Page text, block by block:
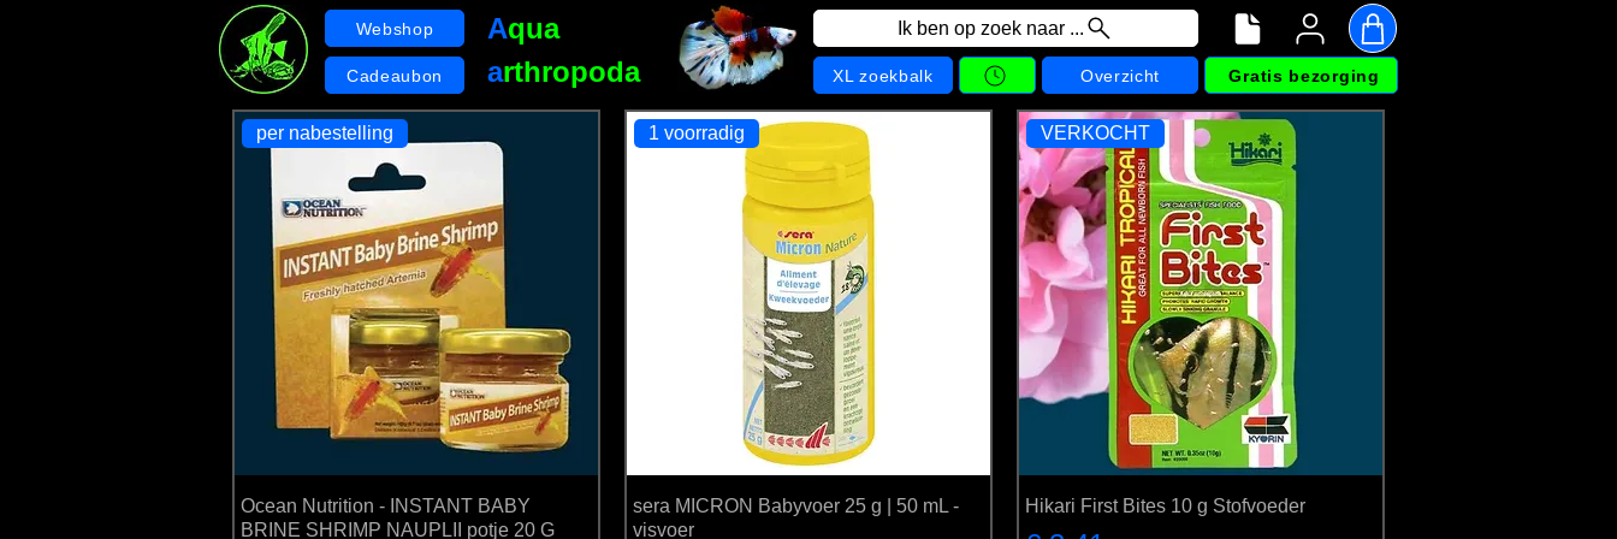
Webshop
Cadeaubon
Aqua
arthropoda
Ik ben op zoek naar ...
XL zoekbalk Overzicht Gratis bezorging
We hebben momenteel geen producten om weer te geven.
per nabestelling
Ocean Nutrition - INSTANT BABY
BRINE SHRIMP NAUPLII potje 20 G
1 voorradig
sera MICRON Babyvoer 25 g | 50 mL -
visvoer
VERKOCHT
Hikari First Bites 10 g Stofvoeder